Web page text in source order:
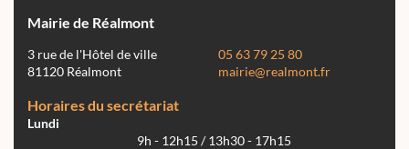
Mairie de Réalmont
3 rue de l'Hôtel de ville
81120 Réalmont
05 63 79 25 80
mairie@realmont.fr
Horaires du secrétariat
Lundi
9h - 12h15 / 13h30 - 17h15